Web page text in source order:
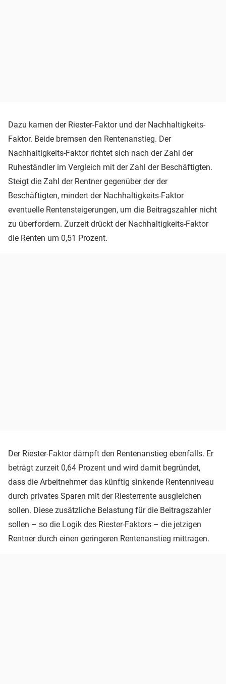
Dazu kamen der Riester-Faktor und der Nachhaltigkeits-
Faktor. Beide bremsen den Rentenanstieg. Der
Nachhaltigkeits-Faktor richtet sich nach der Zahl der
Ruheständler im Vergleich mit der Zahl der Beschäftigten.
Steigt die Zahl der Rentner gegenüber der der
Beschäftigten, mindert der Nachhaltigkeits-Faktor
eventuelle Rentensteigerungen, um die Beitragszahler nicht
zu überfordern. Zurzeit drückt der Nachhaltigkeits-Faktor
die Renten um 0,51 Prozent.
Der Riester-Faktor dämpft den Rentenanstieg ebenfalls. Er
beträgt zurzeit 0,64 Prozent und wird damit begründet,
dass die Arbeitnehmer das künftig sinkende Rentenniveau
durch privates Sparen mit der Riesterrente ausgleichen
sollen. Diese zusätzliche Belastung für die Beitragszahler
sollen – so die Logik des Riester-Faktors – die jetzigen
Rentner durch einen geringeren Rentenanstieg mittragen.